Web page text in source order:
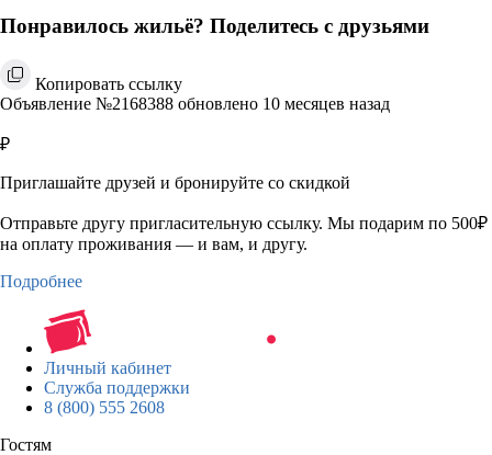
Понравилось жильё? Поделитесь с друзьями
Копировать ссылку
Объявление №2168388 обновлено 10 месяцев назад
₽
Приглашайте друзей и бронируйте со скидкой
Отправьте другу пригласительную ссылку. Мы подарим по 500₽
на оплату проживания — и вам, и другу.
Подробнее
Личный кабинет
Служба поддержки
8 (800) 555 2608
Гостям